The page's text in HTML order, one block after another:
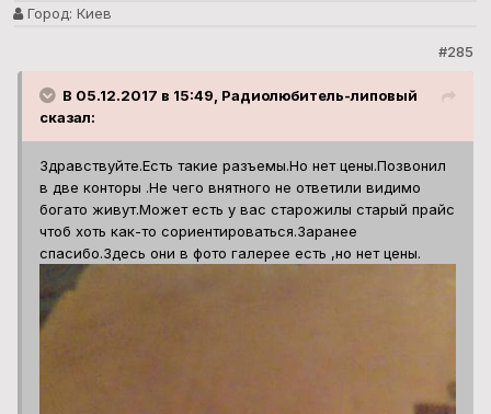
Город: Киев
#285
В 05.12.2017 в 15:49, Радиолюбитель-липовый
сказал:
Здравствуйте.Есть такие разъемы.Но нет цены.Позвонил
в две конторы .Не чего внятного не ответили видимо
богато живут.Может есть у вас старожилы старый прайс
чтоб хоть как-то сориентироваться.Заранее
спасибо.Здесь они в фото галерее есть ,но нет цены.